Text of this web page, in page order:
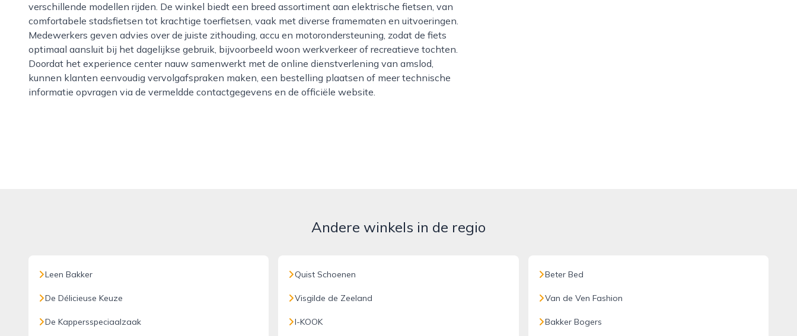
verschillende modellen rijden. De winkel biedt een breed assortiment aan elektrische fietsen, van
comfortabele stadsfietsen tot krachtige toerfietsen, vaak met diverse framematen en uitvoeringen.
Medewerkers geven advies over de juiste zithouding, accu en motorondersteuning, zodat de fiets
optimaal aansluit bij het dagelijkse gebruik, bijvoorbeeld woon werkverkeer of recreatieve tochten.
Doordat het experience center nauw samenwerkt met de online dienstverlening van amslod,
kunnen klanten eenvoudig vervolgafspraken maken, een bestelling plaatsen of meer technische
informatie opvragen via de vermeldde contactgegevens en de officiële website.
Andere winkels in de regio
Leen Bakker
De Délicieuse Keuze
De Kappersspeciaalzaak
Quist Schoenen
Visgilde de Zeeland
I-KOOK
Beter Bed
Van de Ven Fashion
Bakker Bogers